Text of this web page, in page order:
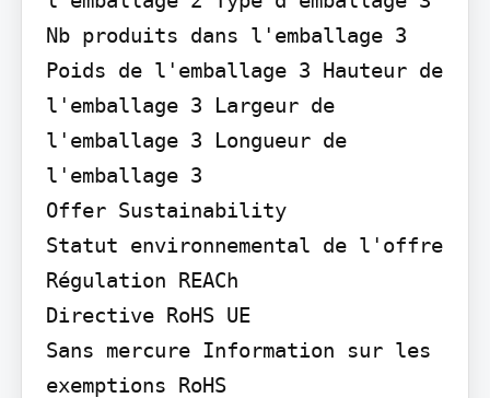
Nb produits dans l'emballage 3
Poids de l'emballage 3 Hauteur de
l'emballage 3 Largeur de
l'emballage 3 Longueur de
l'emballage 3
Offer Sustainability
Statut environnemental de l'offre
Régulation REACh
Directive RoHS UE
Sans mercure Information sur les
exemptions RoHS